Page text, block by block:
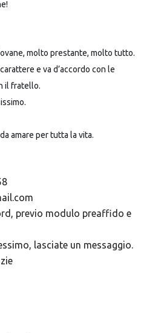
molto prestante, molto tutto.
e va d’accordo con le
il fratello.
amare per tutta la vita.
previo modulo preaffido e
lasciate un messaggio.